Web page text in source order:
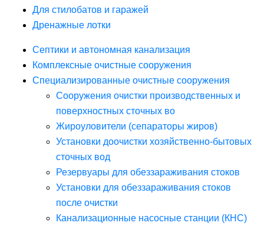
Для стилобатов и гаражей
Дренажные лотки
Септики и автономная канализация
Комплексные очистные сооружения
Специализированные очистные сооружения
Сооружения очистки производственных и
поверхностных сточных во
Жироуловители (сепараторы жиров)
Установки доочистки хозяйственно-бытовых
сточных вод
Резервуары для обеззараживания стоков
Установки для обеззараживания стоков
после очистки
Канализационные насосные станции (КНС)